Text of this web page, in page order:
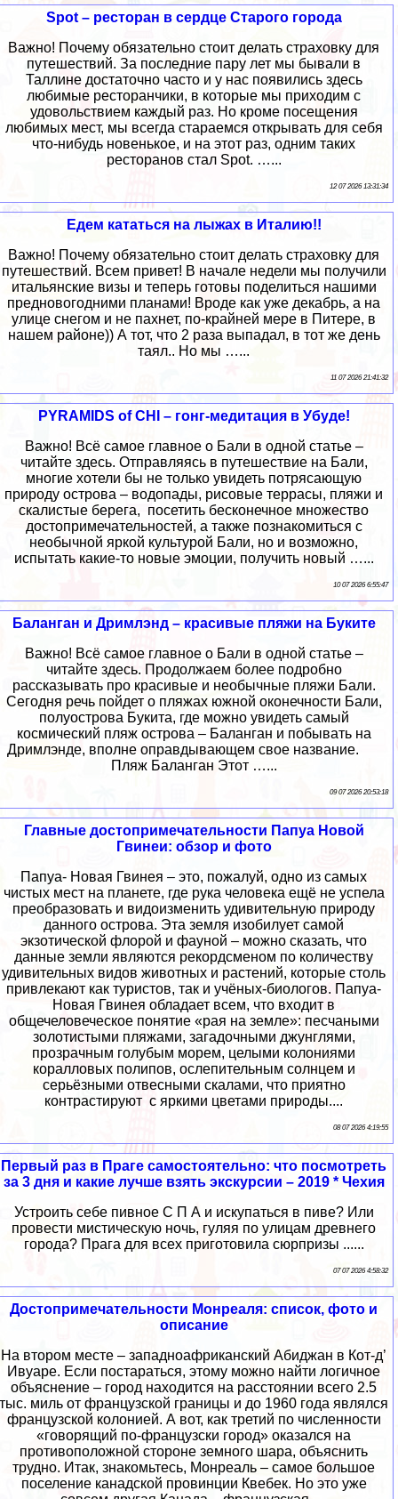
Spot – ресторан в сердце Старого города
Важно! Почему обязательно стоит делать страховку для
путешествий. За последние пару лет мы бывали в
Таллине достаточно часто и у нас появились здесь
любимые ресторанчики, в которые мы приходим с
удовольствием каждый раз. Но кроме посещения
любимых мест, мы всегда стараемся открывать для себя
что-нибудь новенькое, и на этот раз, одним таких
ресторанов стал Spot. …...
12 07 2026 13:31:34
Едем кататься на лыжах в Италию!!
Важно! Почему обязательно стоит делать страховку для
путешествий. Всем привет! В начале недели мы получили
итальянские визы и теперь готовы поделиться нашими
предновогодними планами! Вроде как уже декабрь, а на
улице снегом и не пахнет, по-крайней мере в Питере, в
нашем районе)) А тот, что 2 раза выпадал, в тот же день
таял.. Но мы …...
11 07 2026 21:41:32
PYRAMIDS of CHI – гонг-медитация в Убуде!
Важно! Всё самое главное о Бали в одной статье –
читайте здесь. Отправляясь в путешествие на Бали,
многие хотели бы не только увидеть потрясающую
природу острова – водопады, рисовые террасы, пляжи и
скалистые берега, посетить бесконечное множество
достопримечательностей, а также познакомиться с
необычной яркой культурой Бали, но и возможно,
испытать какие-то новые эмоции, получить новый …...
10 07 2026 6:55:47
Баланган и Дримлэнд – красивые пляжи на Буките
Важно! Всё самое главное о Бали в одной статье –
читайте здесь. Продолжаем более подробно
рассказывать про красивые и необычные пляжи Бали.
Сегодня речь пойдет о пляжах южной оконечности Бали,
полуострова Букита, где можно увидеть самый
космический пляж острова – Баланган и побывать на
Дримлэнде, вполне оправдывающем свое название.
Пляж Баланган Этот …...
09 07 2026 20:53:18
Главные достопримечательности Папуа Новой
Гвинеи: обзор и фото
Папуа- Новая Гвинея – это, пожалуй, одно из самых
чистых мест на планете, где рука человека ещё не успела
преобразовать и видоизменить удивительную природу
данного острова. Эта земля изобилует самой
экзотической флорой и фауной – можно сказать, что
данные земли являются рекордсменом по количеству
удивительных видов животных и растений, которые столь
привлекают как туристов, так и учёных-биологов. Папуа-
Новая Гвинея обладает всем, что входит в
общечеловеческое понятие «рая на земле»: песчаными
золотистыми пляжами, загадочными джунглями,
прозрачным голубым морем, целыми колониями
коралловых полипов, ослепительным солнцем и
серьёзными отвесными скалами, что приятно
контрастируют с яркими цветами природы....
08 07 2026 4:19:55
Первый раз в Праге самостоятельно: что посмотреть
за 3 дня и какие лучше взять экскурсии – 2019 * Чехия
Устроить себе пивное С П А и искупаться в пиве? Или
провести мистическую ночь, гуляя по улицам древнего
города? Прага для всех приготовила сюрпризы ......
07 07 2026 4:58:32
Достопримечательности Монреаля: список, фото и
описание
На втором месте – западноафриканский Абиджан в Кот-д’
Ивуаре. Если постараться, этому можно найти логичное
объяснение – город находится на расстоянии всего 2.5
тыс. миль от французской границы и до 1960 года являлся
французской колонией. А вот, как третий по численности
«говорящий по-французски город» оказался на
противоположной стороне земного шара, объяснить
трудно. Итак, знакомьтесь, Монреаль – самое большое
поселение канадской провинции Квебек. Но это уже